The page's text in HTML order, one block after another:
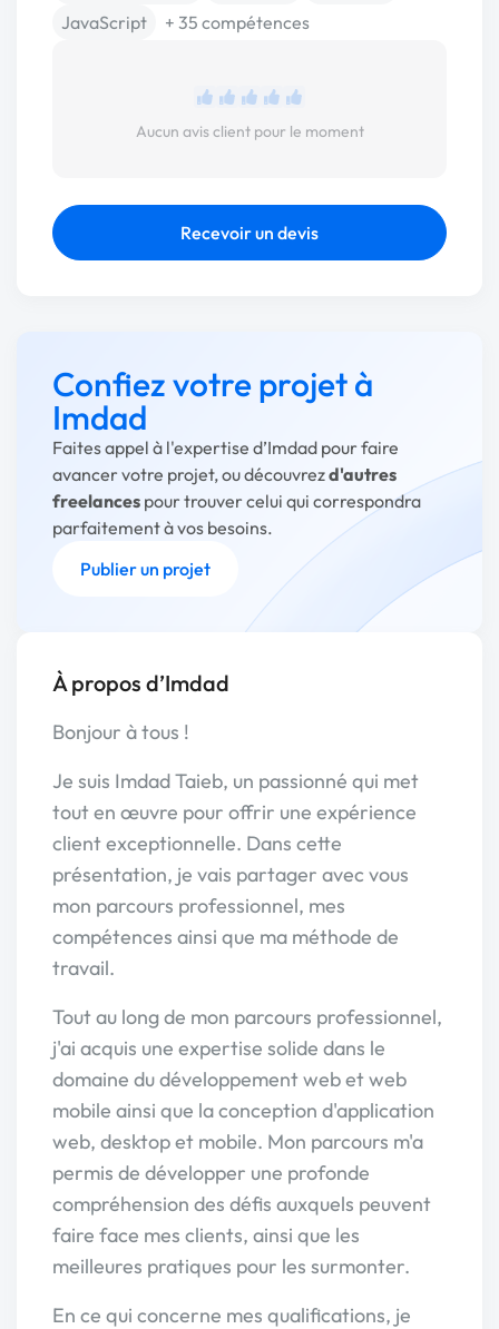
JavaScript
+ 35 compétences
Aucun avis client pour le moment
Recevoir un devis
Confiez votre projet à
Imdad
Faites appel à l'expertise d’Imdad pour faire
avancer votre projet, ou découvrezd'autres
freelances pour trouver celui qui correspondra
parfaitement à vos besoins.
Publier un projet
À propos d’Imdad
Bonjour à tous !
Je suis Imdad Taieb, un passionné qui met
tout en œuvre pour offrir une expérience
client exceptionnelle. Dans cette
présentation, je vais partager avec vous
mon parcours professionnel, mes
compétences ainsi que ma méthode de
travail.
Tout au long de mon parcours professionnel,
j'ai acquis une expertise solide dans le
domaine du développement web et web
mobile ainsi que la conception d'application
web, desktop et mobile. Mon parcours m'a
permis de développer une profonde
compréhension des défis auxquels peuvent
faire face mes clients, ainsi que les
meilleures pratiques pour les surmonter.
En ce qui concerne mes qualifications, je